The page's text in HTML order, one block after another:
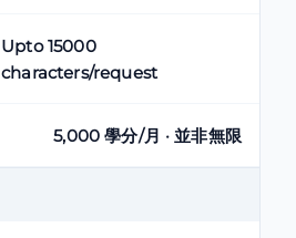
Upto 15000
characters/request
5,000 學分/月 · 並非無限